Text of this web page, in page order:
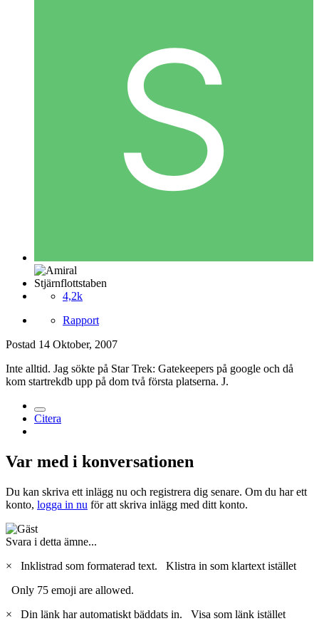
Stjärnflottstaben
4,2k
Rapport
Postad 14 Oktober, 2007
Inte alltid. Jag sökte på Star Trek: Gatekeepers på google och då
kom startrekdb upp på dom två första platserna. J.
Citera
Var med i konversationen
Du kan skriva ett inlägg nu och registrera dig senare. Om du har ett
konto, logga in nu för att skriva inlägg med ditt konto.
Svara i detta ämne...
×
Inklistrad som formaterad text. Klistra in som klartext istället
Only 75 emoji are allowed.
×
Din länk har automatiskt bäddats in. Visa som länk istället